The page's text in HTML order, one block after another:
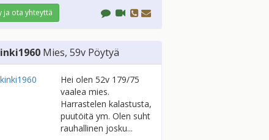
ja ota yhteyttä
Mies, 59v Pöytyä
Hei olen 52v 179/75
vaalea mies.
Harrastelen kalastusta,
puutöitä ym. Olen suht
rauhallinen josku...